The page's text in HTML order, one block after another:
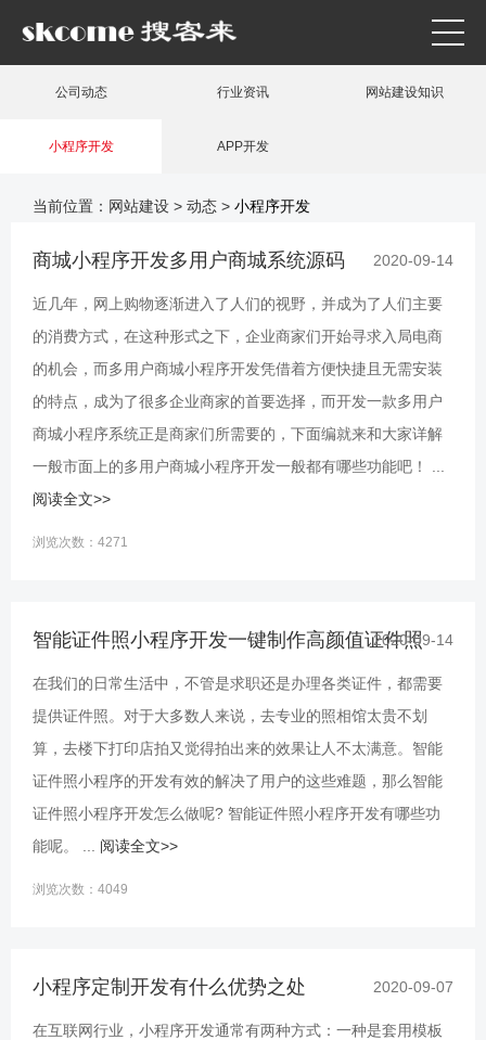
公司动态 行业资讯 网站建设知识
小程序开发 APP开发
当前位置： 网站建设 > 动态 > 小程序开发
商城小程序开发多用户商城系统源码 2020-09-14
近几年，网上购物逐渐进入了人们的视野，并成为了人们主要
的消费方式，在这种形式之下，企业商家们开始寻求入局电商
的机会，而多用户商城小程序开发凭借着方便快捷且无需安装
的特点，成为了很多企业商家的首要选择，而开发一款多用户
商城小程序系统正是商家们所需要的，下面编就来和大家详解
一般市面上的多用户商城小程序开发一般都有哪些功能吧！ ...
阅读全文>>
浏览次数：4271
智能证件照小程序开发一键制作高颜值证件照
2020-09-14
在我们的日常生活中，不管是求职还是办理各类证件，都需要
提供证件照。对于大多数人来说，去专业的照相馆太贵不划
算，去楼下打印店拍又觉得拍出来的效果让人不太满意。智能
证件照小程序的开发有效的解决了用户的这些难题，那么智能
证件照小程序开发怎么做呢? 智能证件照小程序开发有哪些功
能呢。 ... 阅读全文>>
浏览次数：4049
小程序定制开发有什么优势之处 2020-09-07
在互联网行业，小程序开发通常有两种方式：一种是套用模板